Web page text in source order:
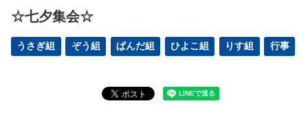
☆七夕集会☆
うさぎ組 ぞう組 ぱんだ組 ひよこ組 りす組 行事